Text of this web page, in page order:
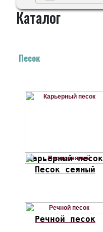
Каталог
Песок
Карьерный песок
Песок сеяный
Речной песок